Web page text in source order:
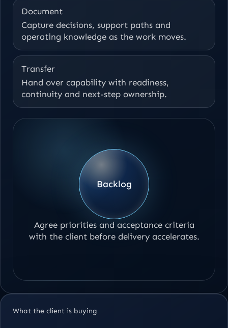
Document
Capture decisions, support paths and
operating knowledge as the work moves.
Transfer
Hand over capability with readiness,
continuity and next-step ownership.
Backlog
Agree priorities and acceptance criteria
with the client before delivery accelerates.
What the client is buying